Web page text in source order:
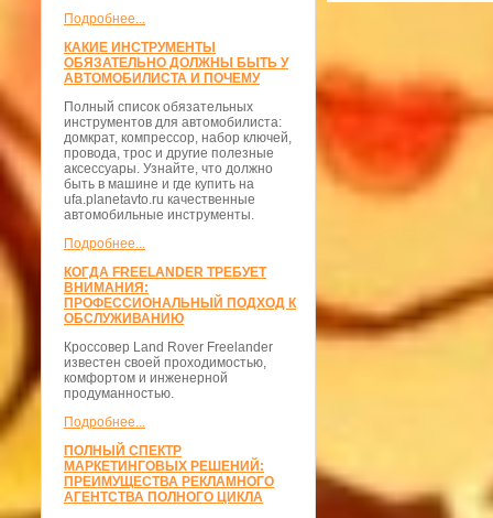
Подробнее...
КАКИЕ ИНСТРУМЕНТЫ
ОБЯЗАТЕЛЬНО ДОЛЖНЫ БЫТЬ У
АВТОМОБИЛИСТА И ПОЧЕМУ
Полный список обязательных
инструментов для автомобилиста:
домкрат, компрессор, набор ключей,
провода, трос и другие полезные
аксессуары. Узнайте, что должно
быть в машине и где купить на
ufa.planetavto.ru качественные
автомобильные инструменты.
Подробнее...
КОГДА FREELANDER ТРЕБУЕТ
ВНИМАНИЯ:
ПРОФЕССИОНАЛЬНЫЙ ПОДХОД К
ОБСЛУЖИВАНИЮ
Кроссовер Land Rover Freelander
известен своей проходимостью,
комфортом и инженерной
продуманностью.
Подробнее...
ПОЛНЫЙ СПЕКТР
МАРКЕТИНГОВЫХ РЕШЕНИЙ:
ПРЕИМУЩЕСТВА РЕКЛАМНОГО
АГЕНТСТВА ПОЛНОГО ЦИКЛА